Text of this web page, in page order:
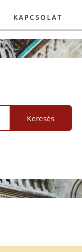
KAPCSOLAT
Keresés